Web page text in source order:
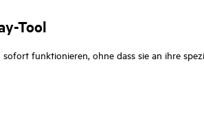
Tool
funktionieren, ohne dass sie an ihre